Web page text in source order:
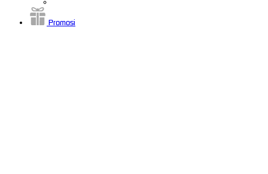
Promosi